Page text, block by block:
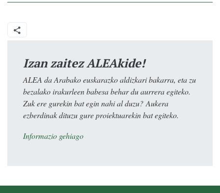
Izan zaitez ALEAkide!
ALEA da Arabako euskarazko aldizkari bakarra, eta zu
bezalako irakurleen babesa behar du aurrera egiteko.
Zuk ere gurekin bat egin nahi al duzu? Aukera
ezberdinak dituzu gure proiektuarekin bat egiteko.
Informazio gehiago